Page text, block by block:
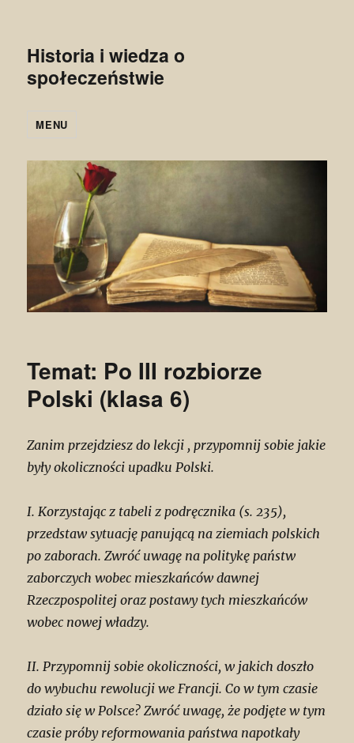
Historia i wiedza o
społeczeństwie
MENU
Temat: Po III rozbiorze
Polski (klasa 6)
Zanim przejdziesz do lekcji , przypomnij sobie jakie
były okoliczności upadku Polski.
I. Korzystając z tabeli z podręcznika (s. 235),
przedstaw sytuację panującą na ziemiach polskich
po zaborach. Zwróć uwagę na politykę państw
zaborczych wobec mieszkańców dawnej
Rzeczpospolitej oraz postawy tych mieszkańców
wobec nowej władzy.
II. Przypomnij sobie okoliczności, w jakich doszło
do wybuchu rewolucji we Francji. Co w tym czasie
działo się w Polsce? Zwróć uwagę, że podjęte w tym
czasie próby reformowania państwa napotkały